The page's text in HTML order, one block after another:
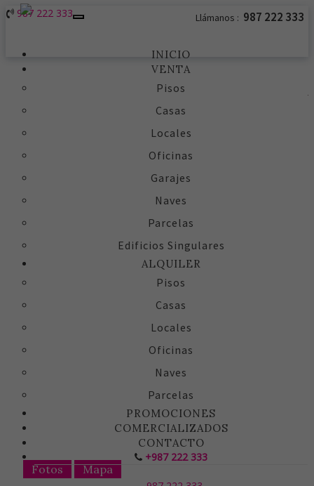
Llámanos : 987 222 333
987 222 333
Toggle
INICIO
VENTA
Pisos
Casas
Locales
Oficinas
Garajes
Naves
Parcelas
Edificios Singulares
ALQUILER
Pisos
Casas
Locales
Oficinas
Naves
Parcelas
PROMOCIONES
COMERCIALIZADOS
CONTACTO
+987 222 333
Fotos Mapa